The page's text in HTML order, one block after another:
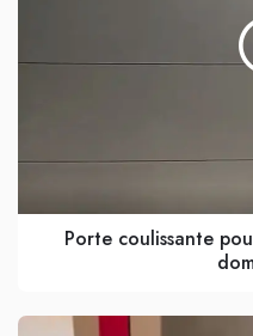
Porte coulissante